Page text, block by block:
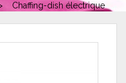
Chaffing-dish électrique